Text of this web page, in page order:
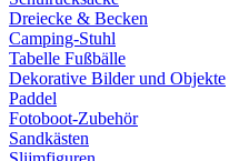
Dreiecke & Becken
Camping-Stuhl
Tabelle Fußbälle
Dekorative Bilder und Objekte
Paddel
Fotoboot-Zubehör
Sandkästen